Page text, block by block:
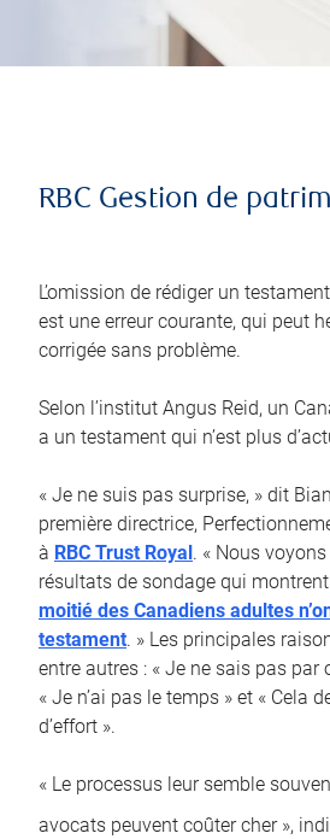
RBC Gestion de
L’omission de rédiger un
est une erreur courante, qui peut
corrigée sans problème.
Selon l’institut Angus Reid, un
a un testament qui n’est plus
« Je ne suis pas surprise, » dit
première directrice,
à RBC Trust Royal . « Nous
résultats de sondage qui
moitié des Canadiens adultes
testament. » Les principales
entre autres : « Je ne sais pas par
« Je n’ai pas le temps » et « Cela
d’effort ».
« Le processus leur semble
avocats peuvent coûter cher »,